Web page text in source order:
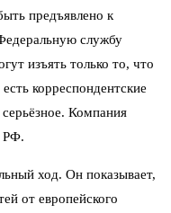
предъявлено к
службу
изъять только то, что
корреспондентские
Компания
РФ.
ход. Он показывает,
от европейского